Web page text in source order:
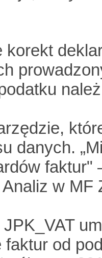
korekt
danych.
faktur"
w MF
faktur od